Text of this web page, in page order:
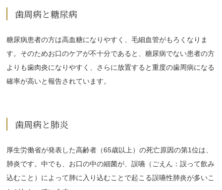
歯周病と糖尿病
糖尿病患者の方は高血糖になりやすく、毛細血管がもろくなりま
す。そのためお口のケアが不十分であると、糖尿病でない患者の方
よりも歯肉炎になりやすく、さらに放置すると重度の歯周病になる
確率が高いと報告されています。
歯周病と肺炎
厚生労働省が発表した高齢者（65歳以上）の死亡原因の第1位は、
肺炎です。中でも、お口の中の細菌が、誤嚥（ごえん：誤って飲み
込むこと）によって肺に入り込むことで起こる誤嚥性肺炎が多いこ